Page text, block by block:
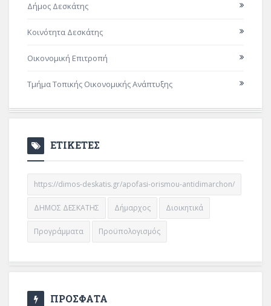
Δήμος Δεσκάτης
Κοινότητα Δεσκάτης
Οικονομική Επιτροπή
Τμήμα Τοπικής Οικονομικής Ανάπτυξης
ΕΤΙΚΕΤΕΣ
https://dimos-deskatis.gr/apofasi-orismou-antidimarchon/
ΔΗΜΟΣ ΔΕΣΚΑΤΗΣ Δήμαρχος Διοικητικά
Προγράμματα Προϋπολογισμός
ΠΡΟΣΦΑΤΑ